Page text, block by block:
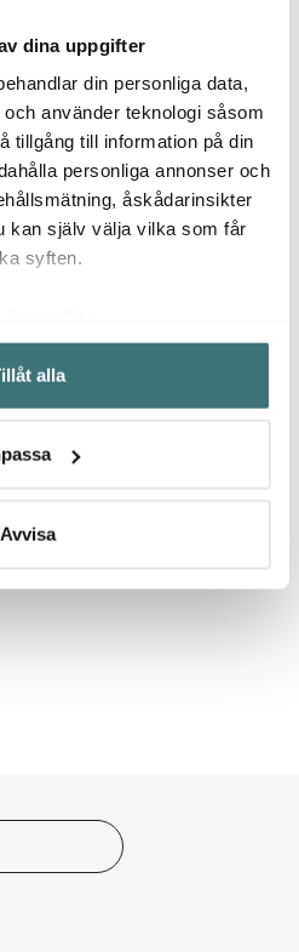
dina uppgifter
din personliga data,
använder teknologi såsom
tillgång till information på din
personliga annonser och
åskådarinsikter
kan själv välja vilka som får
syften.
din geografiska plats som
på upp till flera meter
att aktivt skanna den för
personliga uppgifter
ditt samtycke när som
innehållet och annonserna
vi tror att du tycker om. Det
vår trafik och göra
alla
Avvisa
Nicolas Vahé
Bruschetta Aubergine &
Röd Paprika 140 g
110 kr
av våra kunder